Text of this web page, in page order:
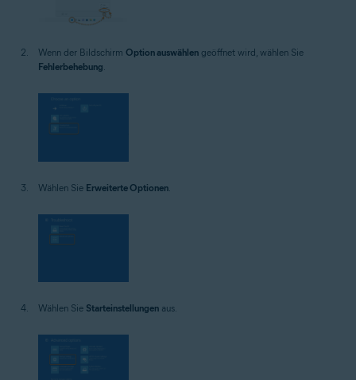
Wenn der Bildschirm Option auswählen geöffnet wird, wählen Sie
Fehlerbehebung.
Wählen Sie Erweiterte Optionen
Wählen Sie Starteinstellungen aus.